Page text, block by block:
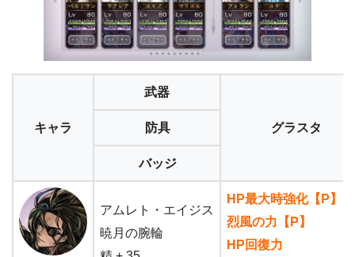
キャラ
武器
グラスタ
防具
バッジ
アムレト・エイジス
暁月の腕輪
HP最大時強化【P】
烈風の力【P】
HP回復力